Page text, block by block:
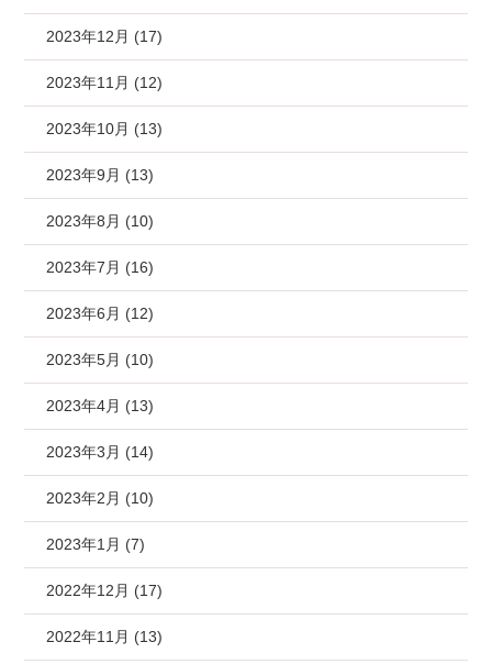
2023年12月 (17)
2023年11月 (12)
2023年10月 (13)
2023年9月 (13)
2023年8月 (10)
2023年7月 (16)
2023年6月 (12)
2023年5月 (10)
2023年4月 (13)
2023年3月 (14)
2023年2月 (10)
2023年1月 (7)
2022年12月 (17)
2022年11月 (13)